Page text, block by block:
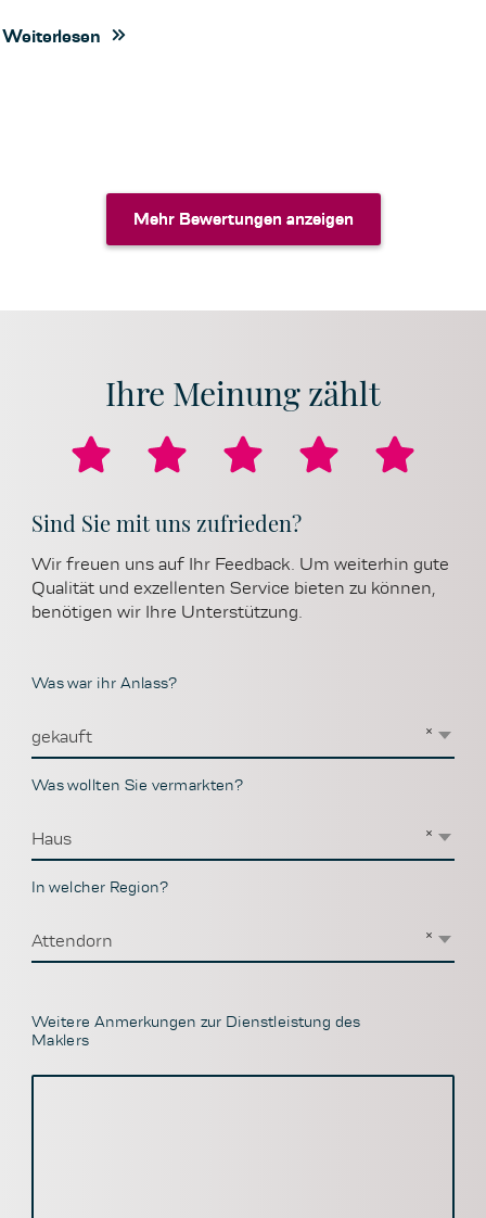
Weiterlesen
Mehr Bewertungen anzeigen
Mehr Bewertungen anzeigen
Ihre Meinung zählt
Sind Sie mit uns zufrieden?
Wir freuen uns auf Ihr Feedback. Um weiterhin gute
Qualität und exzellenten Service bieten zu können,
benötigen wir Ihre Unterstützung.
Was war ihr Anlass?
×
gekauft
Was wollten Sie vermarkten?
×
Haus
In welcher Region?
×
Attendorn
Weitere Anmerkungen zur Dienstleistung des
Maklers